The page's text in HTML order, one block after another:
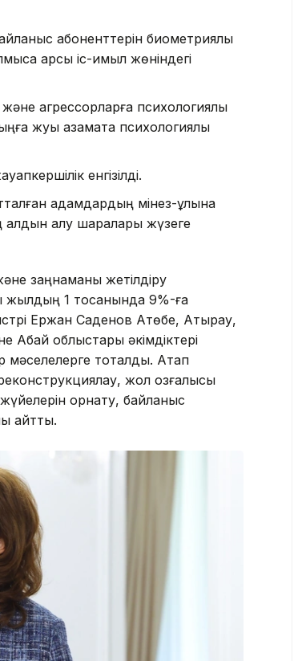
абоненттерін биометриялық
қарсы іс-қимыл жөніндегі
агрессорларға психологиялық
жуық азаматқа психологиялық
енгізілді.
адамдардың мінез-құлқына
алдын алу шаралары жүзеге
заңнаманы жетілдіру
жылдың 1 тоқсанында 9%-ға
Ержан Саденов Ақтөбе, Атырау,
облыстары әкімдіктері
мәселелерге тоқталды. Атап
жол қозғалысы
орнату, байланыс
айтты.